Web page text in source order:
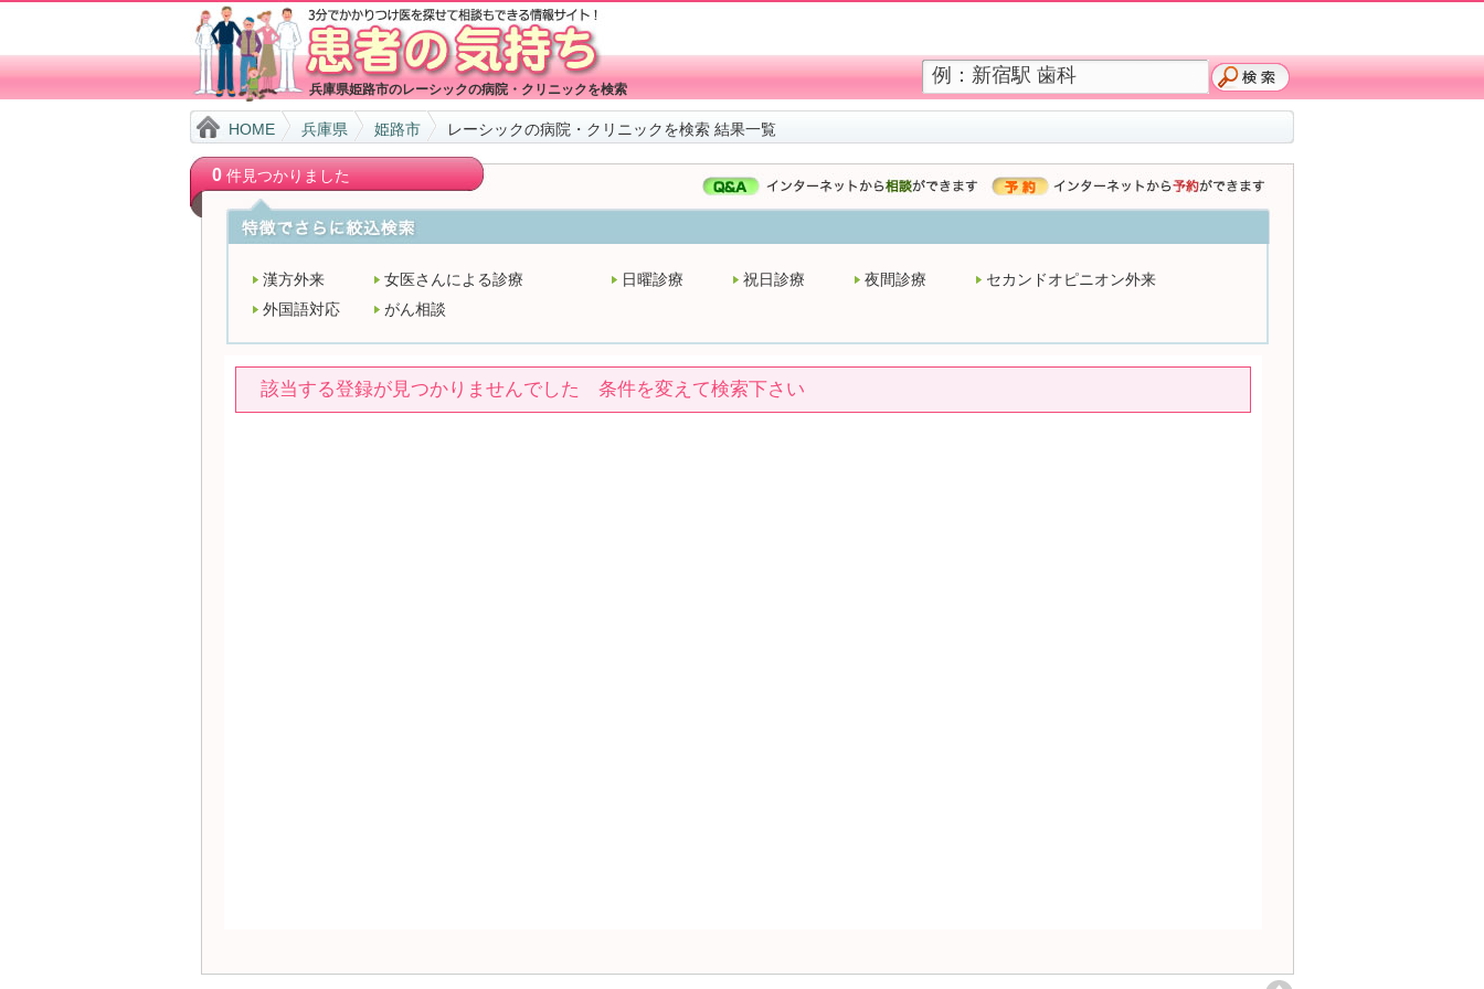
兵庫県姫路市のレーシックの病院・クリニックを検索
HOME 兵庫県 姫路市 レーシックの病院・クリニックを検索 結果一覧
0件見つかりました
漢方外来 女医さんによる診療 日曜診療 祝日診療 夜間診療
セカンドオピニオン外来
外国語対応
がん相談
該当する登録が見つかりませんでした 条件を変えて検索下さい